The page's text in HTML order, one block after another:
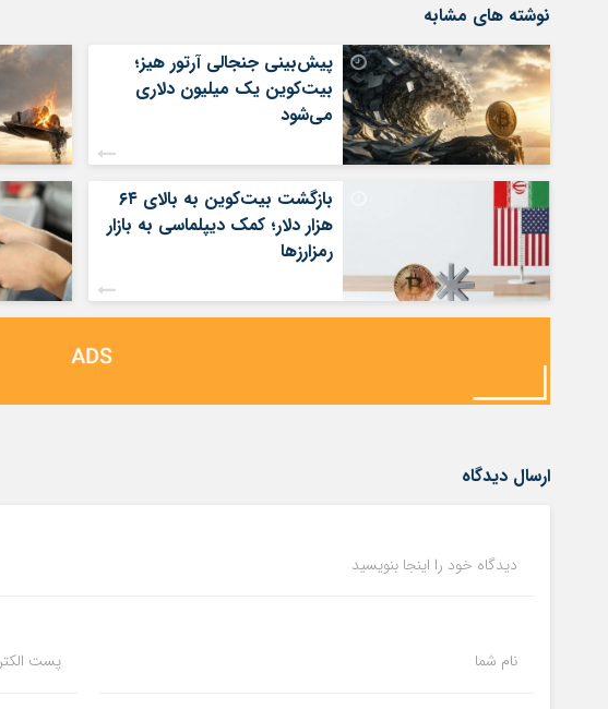
نوشته های مشابه
پیش‌بینی جنجالی آرتور هیز؛
بیت‌کوین یک میلیون دلاری
می‌شود
بازگشت بیت‌کوین به بالای ۶۴
هزار دلار؛ کمک دیپلماسی به بازار
رمزارزها
ارسال دیدگاه
دیدگاه خود را اینجا بنویسید
نام شما پست